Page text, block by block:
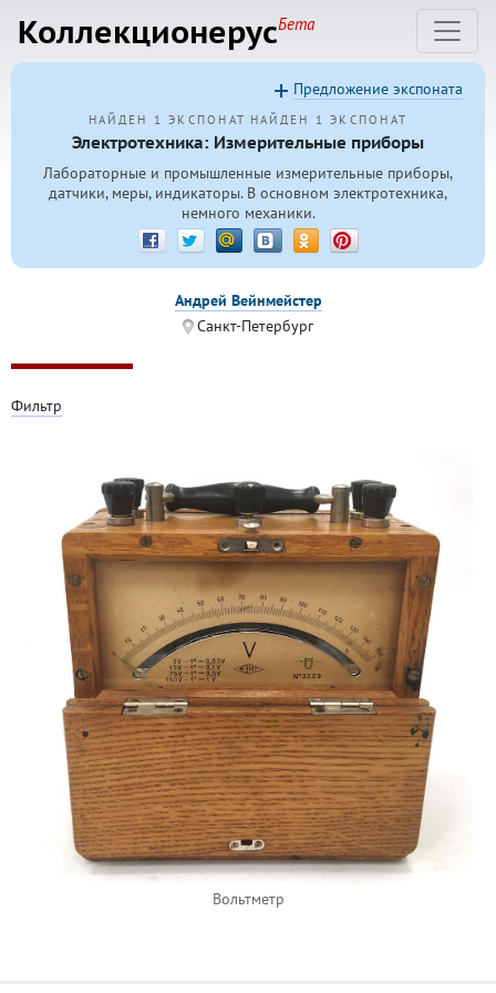
КоллекционерусБета
НАЙДЕН 1 ЭКСПОНАТ НАЙДЕН 1 ЭКСПОНАТ
Электротехника: Измерительные приборы
Лабораторные и промышленные измерительные приборы,
датчики, меры, индикаторы. В основном электротехника,
немного механики.
Предложение экспоната
Андрей Вейнмейстер
Санкт-Петербург
Вольтметр
Фильтр